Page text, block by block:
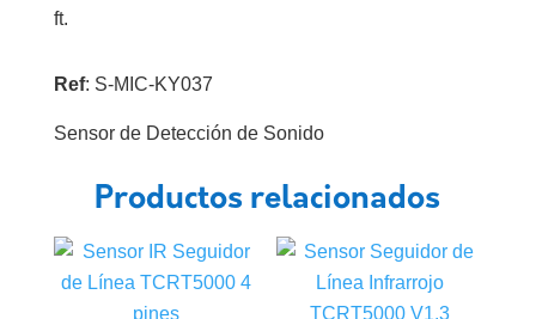
ft.
Ref: S-MIC-KY037
Sensor de Detección de Sonido
Productos relacionados